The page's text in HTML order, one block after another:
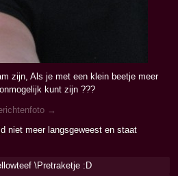
zijn, Als je met een klein beetje meer
kunt zijn ???
→
niet meer langsgeweest en staat
\Pretraketje :D